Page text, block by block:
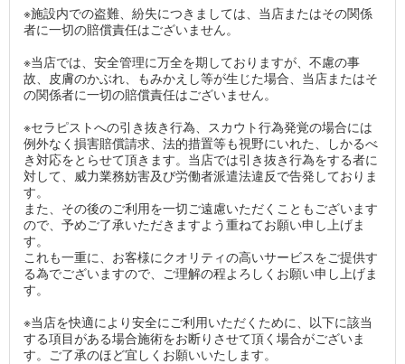
※施設内での盗難、紛失につきましては、当店またはその関係
者に一切の賠償責任はございません。
※当店では、安全管理に万全を期しておりますが、不慮の事
故、皮膚のかぶれ、もみかえし等が生じた場合、当店またはそ
の関係者に一切の賠償責任はございません。
※セラピストへの引き抜き行為、スカウト行為発覚の場合には
例外なく損害賠償請求、法的措置等も視野にいれた、しかるべ
き対応をとらせて頂きます。当店では引き抜き行為をする者に
対して、威力業務妨害及び労働者派遣法違反で告発しておりま
す。
また、その後のご利用を一切ご遠慮いただくこともございます
ので、予めご了承いただきますよう重ねてお願い申し上げま
す。
これも一重に、お客様にクオリティの高いサービスをご提供す
る為でございますので、ご理解の程よろしくお願い申し上げま
す。
※当店を快適により安全にご利用いただくために、以下に該当
する項目がある場合施術をお断りさせて頂く場合がございま
す。ご了承のほど宜しくお願いいたします。